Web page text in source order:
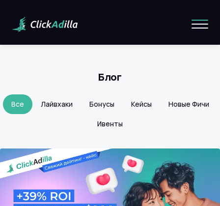
Блог
Все Лайвхаки Бонусы Кейсы Новые Фичи
Ивенты